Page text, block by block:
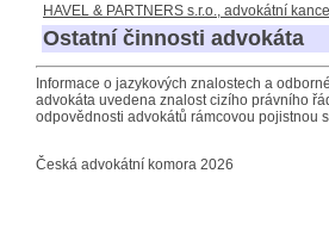
HAVEL & PARTNERS s.r.o., advokátní
Ostatní činnosti advokáta
Informace o jazykových znalostech a
advokáta uvedena znalost cizího právního
odpovědnosti advokátů rámcovou pojistnou
Česká advokátní komora 2026